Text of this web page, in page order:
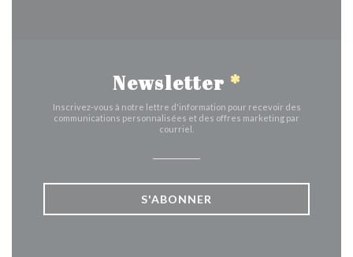
Newsletter *
Inscrivez-vous à notre lettre d'information pour recevoir des
communications personnalisées et des offres marketing par
courriel.
S'ABONNER